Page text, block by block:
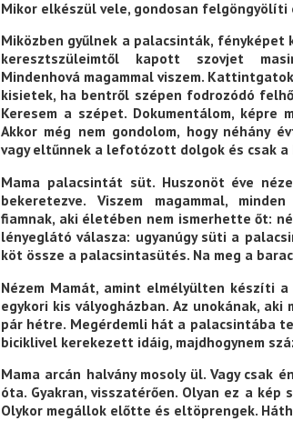
Mikor elkészül vele, gondosan felgöngyölíti
Miközben gyűlnek a palacsinták, fényképet
keresztszüleimtől kapott szovjet
Mindenhová magammal viszem.
kisietek, ha bentről szépen fodrozódó
Keresem a szépet. Dokumentálom, képre
Akkor még nem gondolom, hogy néhány
vagy eltűnnek a lefotózott dolgok és csak a
Mama palacsintát süt. Huszonöt éve
bekeretezve. Viszem magammal,
fiamnak, aki életében nem ismerhette őt:
lényeglátó válasza: ugyanúgy süti a
köt össze a palacsintasütés. Na meg a
Nézem Mamát, amint elmélyülten készíti
egykori kis vályogházban. Az unokának,
pár hétre. Megérdemli hát a palacsintába
biciklivel kerekezett idáig, majdhogynem
Mama arcán halvány mosoly ül. Vagy csak
óta. Gyakran, visszatérően. Olyan ez a
Olykor megállok előtte és eltöprengek.